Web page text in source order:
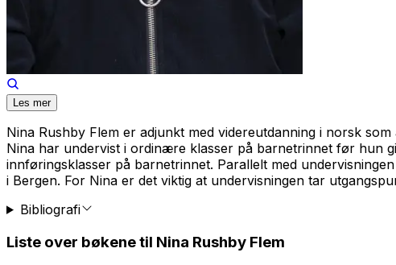
Les mer
Nina Rushby Flem er adjunkt med videreutdanning i norsk
Nina har undervist i ordinære klasser på barnetrinnet før hun
innføringsklasser på barnetrinnet. Parallelt med
i Bergen. For Nina er det viktig at undervisningen tar
Bibliografi
Liste over bøkene til Nina Rushby Flem